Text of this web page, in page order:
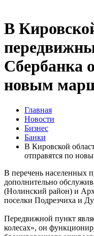
В
Сбербанка
новым
Главная
Новости
Бизнес
Банки
В Кировской
отправятся по
В перечень населенных
дополнительно
(Нолинский район) и
поселки Подрезчиха и
Передвижной пункт
колесах», он